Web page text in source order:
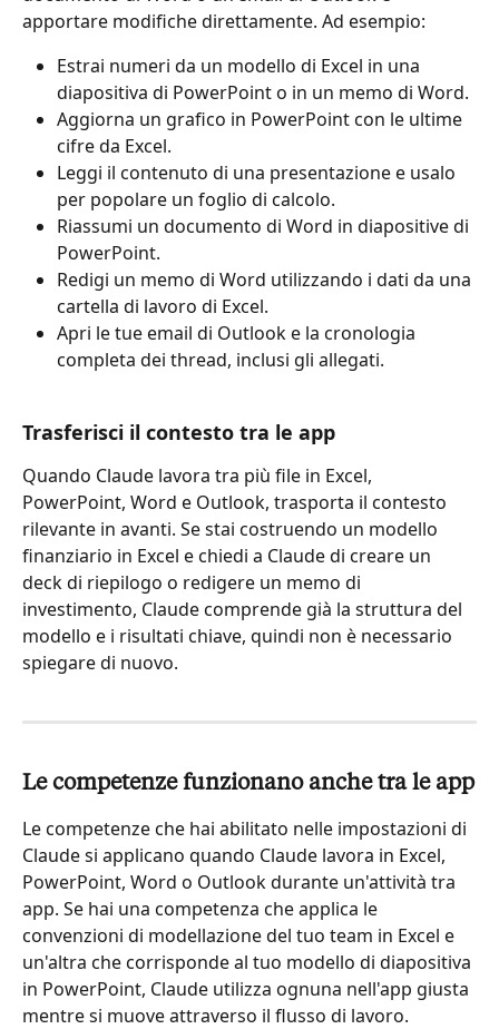
apportare modifiche direttamente. Ad esempio:
Estrai numeri da un modello di Excel in una
diapositiva di PowerPoint o in un memo di Word.
Aggiorna un grafico in PowerPoint con le ultime
cifre da Excel.
Leggi il contenuto di una presentazione e usalo
per popolare un foglio di calcolo.
Riassumi un documento di Word in diapositive di
PowerPoint.
Redigi un memo di Word utilizzando i dati da una
cartella di lavoro di Excel.
Apri le tue email di Outlook e la cronologia
completa dei thread, inclusi gli allegati.
Trasferisci il contesto tra le app
Quando Claude lavora tra più file in Excel,
PowerPoint, Word e Outlook, trasporta il contesto
rilevante in avanti. Se stai costruendo un modello
finanziario in Excel e chiedi a Claude di creare un
deck di riepilogo o redigere un memo di
investimento, Claude comprende già la struttura del
modello e i risultati chiave, quindi non è necessario
spiegare di nuovo.
Le competenze funzionano anche tra le app
Le competenze che hai abilitato nelle impostazioni di
Claude si applicano quando Claude lavora in Excel,
PowerPoint, Word o Outlook durante un'attività tra
app. Se hai una competenza che applica le
convenzioni di modellazione del tuo team in Excel e
un'altra che corrisponde al tuo modello di diapositiva
in PowerPoint, Claude utilizza ognuna nell'app giusta
mentre si muove attraverso il flusso di lavoro.